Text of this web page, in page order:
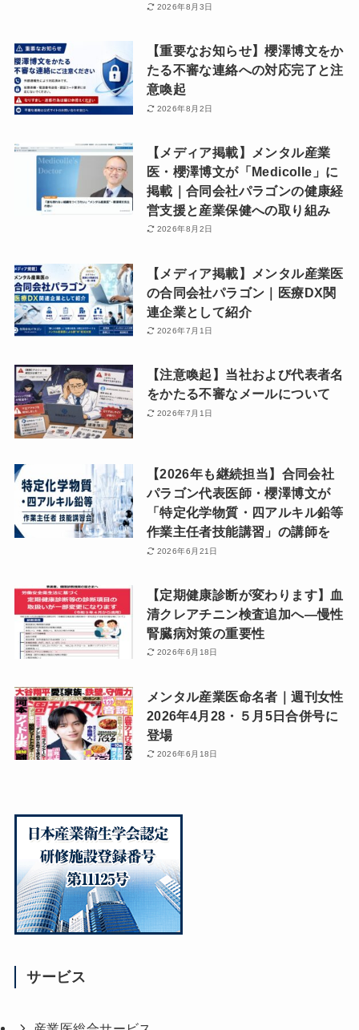
2026年8月3日
【重要なお知らせ】櫻澤博文をか
たる不審な連絡への対応完了と注
意喚起
2026年8月2日
【メディア掲載】メンタル産業
医・櫻澤博文が「Medicolle」に
掲載｜合同会社パラゴンの健康経
営支援と産業保健への取り組み
2026年8月2日
【メディア掲載】メンタル産業医
の合同会社パラゴン｜医療DX関
連企業として紹介
2026年7月1日
【注意喚起】当社および代表者名
をかたる不審なメールについて
2026年7月1日
【2026年も継続担当】合同会社
パラゴン代表医師・櫻澤博文が
「特定化学物質・四アルキル鉛等
作業主任者技能講習」の講師を
2026年6月21日
【定期健康診断が変わります】血
清クレアチニン検査追加へ―慢性
腎臓病対策の重要性
2026年6月18日
メンタル産業医命名者｜週刊女性
2026年4月28・５月5日合併号に
登場
2026年6月18日
サービス